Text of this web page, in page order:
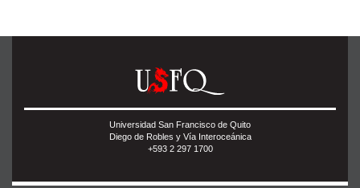
Universidad San Francisco de Quito
Diego de Robles y Vía Interoceánica
+593 2 297 1700